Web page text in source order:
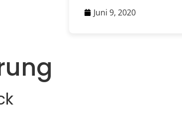
Juni 9, 2020